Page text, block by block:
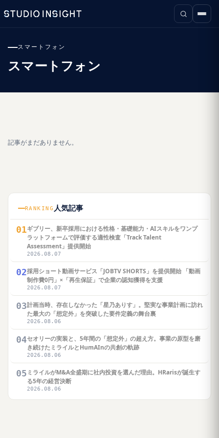
スマートフォン
スマートフォン
記事がまだありません。
RANKING 人気記事
01ギブリー、新卒採用における性格・基礎能力・AIスキルをワンプ
ラットフォームで評価する適性検査「Track Talent
Assessment」提供開始
2026.08.07
02採用ショート動画サービス「JOBTV SHORTS」を提供開始 「動画
制作費0円」×「再生保証」で企業の認知獲得を支援
2026.08.07
03計画当時、存在しなかった「星乃ありす」。堅実な事業計画に訪れ
た最大の「想定外」を突破した要件定義の舞台裏
2026.08.06
04セオリーの実装と、5年間の「想定外」の超え方。事業の原型を磨
き続けたミライルとHumAInの共創の軌跡
2026.08.06
05 ミライルがM&A全盛期に社内投資を選んだ理由。HRarisが誕生す
る5年の経営決断
2026.08.06